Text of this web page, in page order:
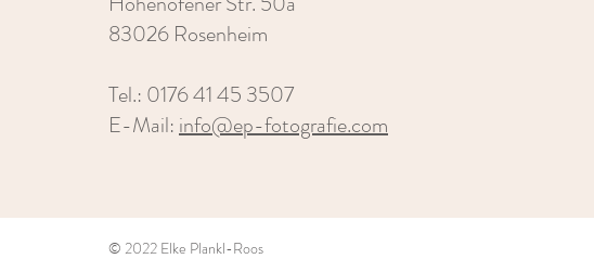
83026 Rosenheim
Tel.: 0176 41 45 3507
E-Mail:info@ep-fotografie.com
© 2022 Elke Plankl-Roos